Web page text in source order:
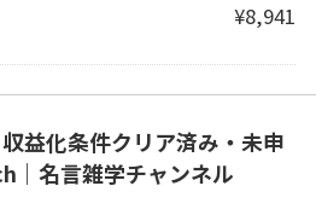
¥8,941
益化条件クリア済み・未申
｜名言雑学チャンネル